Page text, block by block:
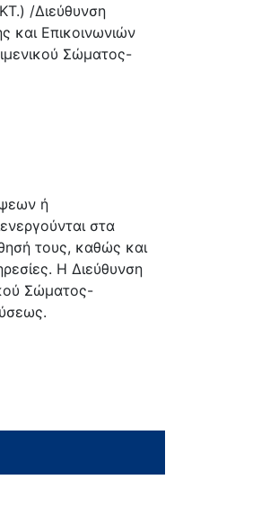
/Διεύθυνση
και Επικοινωνιών
Σώματος-
ή
στα
τους, καθώς και
Η Διεύθυνση
Σώματος-